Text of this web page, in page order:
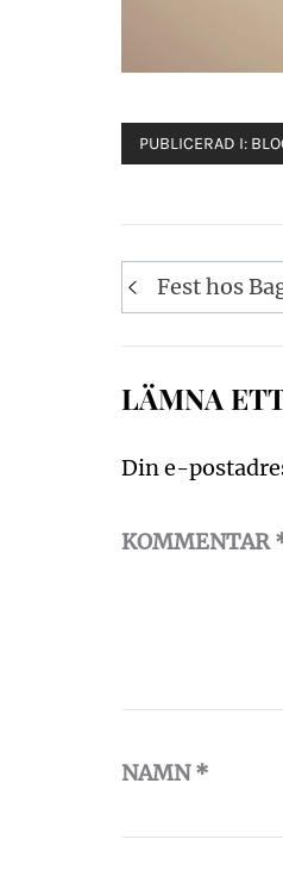
PUBLICERAD I:
Fest hos
LÄMNA
Din e-
KOMMENTAR
NAMN*